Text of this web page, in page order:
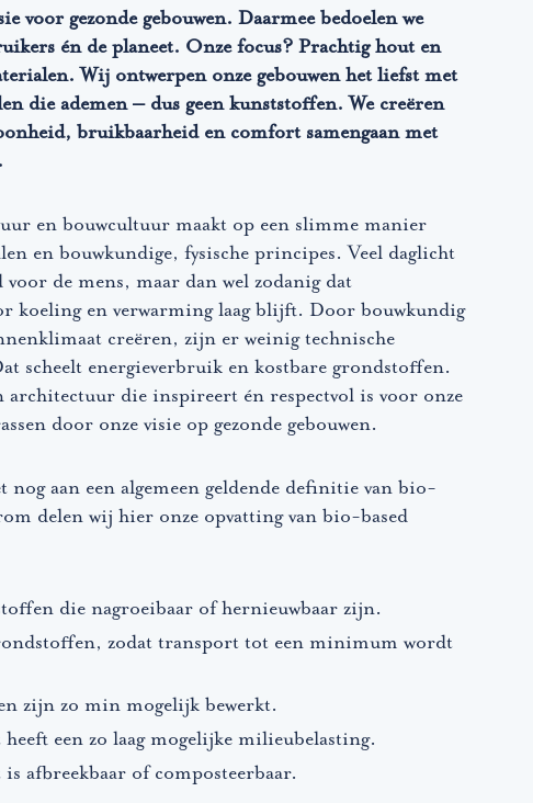
voor gezonde gebouwen. Daarmee bedoelen we
én de planeet. Onze focus? Prachtig hout en
Wij ontwerpen onze gebouwen het liefst met
die ademen – dus geen kunststoffen. We creëren
bruikbaarheid en comfort samengaan met
en bouwcultuur maakt op een slimme manier
en bouwkundige, fysische principes. Veel daglicht
voor de mens, maar dan wel zodanig dat
koeling en verwarming laag blijft. Door bouwkundig
creëren, zijn er weinig technische
scheelt energieverbruik en kostbare grondstoffen.
architectuur die inspireert én respectvol is voor onze
door onze visie op gezonde gebouwen.
nog aan een algemeen geldende definitie van bio-
delen wij hier onze opvatting van bio-based
die nagroeibaar of hernieuwbaar zijn.
zodat transport tot een minimum wordt
zijn zo min mogelijk bewerkt.
een zo laag mogelijke milieubelasting.
afbreekbaar of composteerbaar.